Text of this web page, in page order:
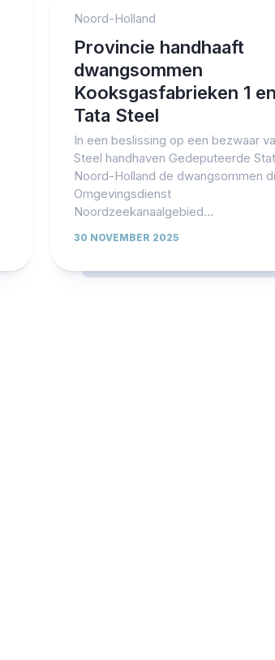
Noord-Holland
Provincie handhaaft
dwangsommen
Kooksgasfabrieken 1
Tata Steel
In een beslissing op een bezwaar
Steel handhaven Gedeputeerde
Noord-Holland de dwangsommen
Omgevingsdienst
Noordzeekanaalgebied...
30 NOVEMBER 2025